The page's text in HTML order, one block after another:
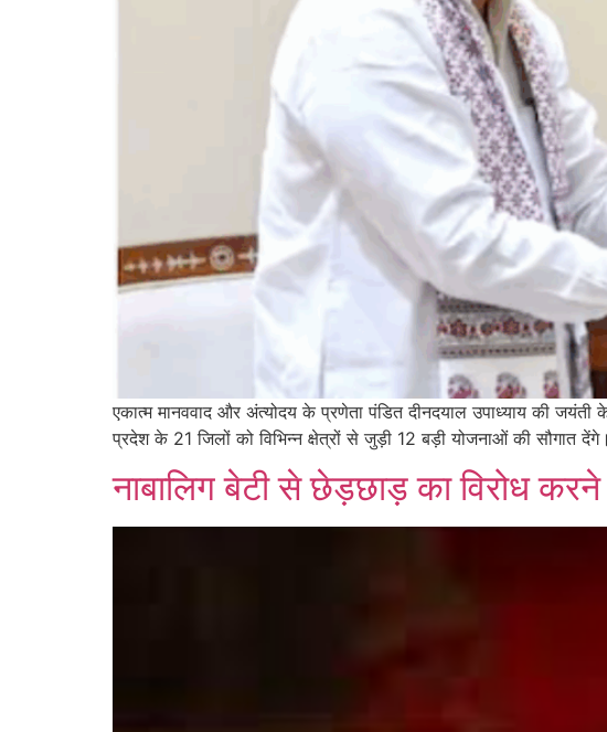
एकात्म मानववाद और अंत्योदय के प्रणेता पंडित दीनदयाल उपाध्याय की जयंती
प्रदेश के 21 जिलों को विभिन्न क्षेत्रों से जुड़ी 12 बड़ी योजनाओं की सौगात
नाबालिग बेटी से छेड़छाड़ का विरोध करने